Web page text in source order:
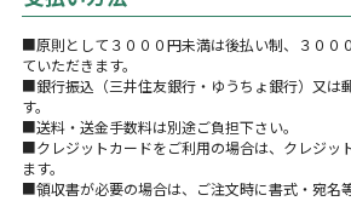
■原則として３０００円未満は後払い制、３００
ていただきます。
■銀行振込（三井住友銀行・ゆうちょ銀行）又は
す。
■送料・送金手数料は別途ご負担下さい。
■クレジットカードをご利用の場合は、クレジッ
ます。
■領収書が必要の場合は、ご注文時に書式・宛名